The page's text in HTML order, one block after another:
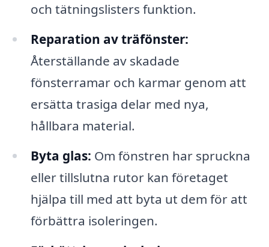
och tätningslisters funktion.
Reparation av träfönster:
Återställande av skadade
fönsterramar och karmar genom att
ersätta trasiga delar med nya,
hållbara material.
Byta glas: Om fönstren har spruckna
eller tillslutna rutor kan företaget
hjälpa till med att byta ut dem för att
förbättra isoleringen.